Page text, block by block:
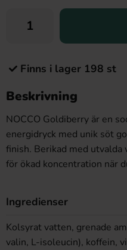
Finns i lager 198 st
Beskrivning
NOCCO Goldiberry är en
energidryck med unik söt
finish. Berikad med
för ökad koncentration när
Ingredienser
Kolsyrat vatten, grenade
valin, L-isoleucin), koffein,